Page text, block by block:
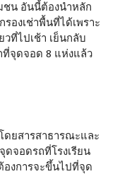
ชน อันนี้ต้องนำหลัก
องเช่าพื้นที่ได้เพราะ
ที่ไปเช้า เย็นกลับ
จุดจอด 8 แห่งแล้ว
ดยสารสาธารณะและ
ดจอดรถที่โรงเรียน
องการจะขึ้นไปที่จุด